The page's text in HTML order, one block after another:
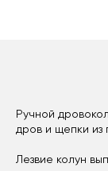
Ручной
дров и щепки из
Лезвие колун